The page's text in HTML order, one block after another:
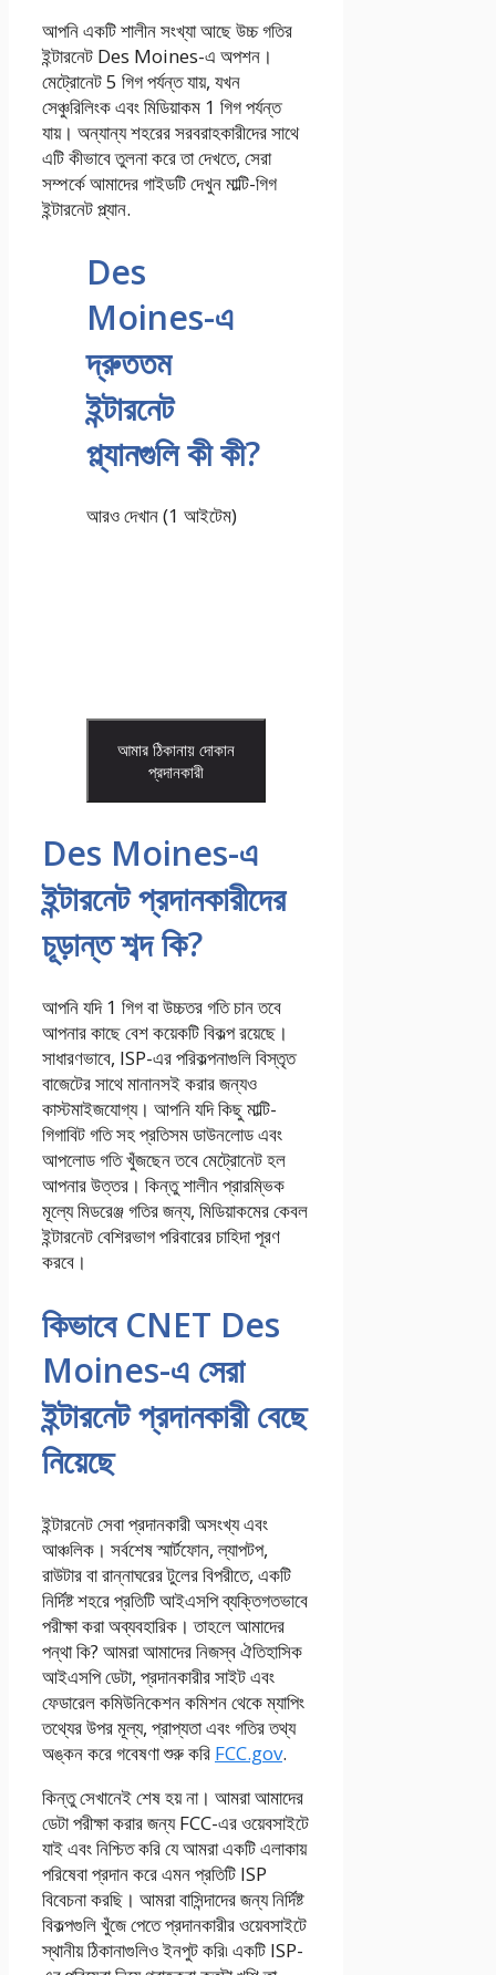
আপনি একটি শালীন সংখ্যা আছেউচ্চ গতির
ইন্টারনেট Des Moines-এ অপশন।
মেট্রোনেট 5 গিগ পর্যন্ত যায়, যখন
সেঞ্চুরিলিংক এবং মিডিয়াকম 1 গিগ পর্যন্ত
যায়। অন্যান্য শহরের সরবরাহকারীদের সাথে
এটি কীভাবে তুলনা করে তা দেখতে, সেরা
সম্পর্কে আমাদের গাইডটি দেখুনমাল্টি-গিগ
ইন্টারনেট প্ল্যান.
Des
Moines-এ
দ্রুততম
ইন্টারনেট
প্ল্যানগুলি কী কী?
আরও দেখান (1 আইটেম)
আমার ঠিকানায় দোকান
প্রদানকারী
Des Moines-এ
ইন্টারনেট প্রদানকারীদের
চূড়ান্ত শব্দ কি?
আপনি যদি 1 গিগ বা উচ্চতর গতি চান তবে
আপনার কাছে বেশ কয়েকটি বিকল্প রয়েছে।
সাধারণভাবে, ISP-এর পরিকল্পনাগুলি বিস্তৃত
বাজেটের সাথে মানানসই করার জন্যও
কাস্টমাইজযোগ্য। আপনি যদি কিছু মাল্টি-
গিগাবিট গতি সহ প্রতিসম ডাউনলোড এবং
আপলোড গতি খুঁজছেন তবে মেট্রোনেট হল
আপনার উত্তর। কিন্তু শালীন প্রারম্ভিক
মূল্যে মিডরেঞ্জ গতির জন্য, মিডিয়াকমের কেবল
ইন্টারনেট বেশিরভাগ পরিবারের চাহিদা পূরণ
করবে।
কিভাবে CNET Des
Moines-এ সেরা
ইন্টারনেট প্রদানকারী বেছে
নিয়েছে
ইন্টারনেট সেবা প্রদানকারী অসংখ্য এবং
আঞ্চলিক। সর্বশেষ স্মার্টফোন, ল্যাপটপ,
রাউটার বা রান্নাঘরের টুলের বিপরীতে, একটি
নির্দিষ্ট শহরে প্রতিটি আইএসপি ব্যক্তিগতভাবে
পরীক্ষা করা অব্যবহারিক। তাহলে আমাদের
পন্থা কি? আমরা আমাদের নিজস্ব ঐতিহাসিক
আইএসপি ডেটা, প্রদানকারীর সাইট এবং
ফেডারেল কমিউনিকেশন কমিশন থেকে ম্যাপিং
তথ্যের উপর মূল্য, প্রাপ্যতা এবং গতির তথ্য
অঙ্কন করে গবেষণা শুরু করি FCC.gov.
কিন্তু সেখানেই শেষ হয় না। আমরা আমাদের
ডেটা পরীক্ষা করার জন্য FCC-এর ওয়েবসাইটে
যাই এবং নিশ্চিত করি যে আমরা একটি এলাকায়
পরিষেবা প্রদান করে এমন প্রতিটি ISP
বিবেচনা করছি। আমরা বাসিন্দাদের জন্য নির্দিষ্ট
বিকল্পগুলি খুঁজে পেতে প্রদানকারীর ওয়েবসাইটে
স্থানীয় ঠিকানাগুলিও ইনপুট করি৷ একটি ISP-